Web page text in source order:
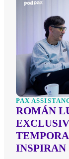
PAX
ROMÁN
INSPIRAN